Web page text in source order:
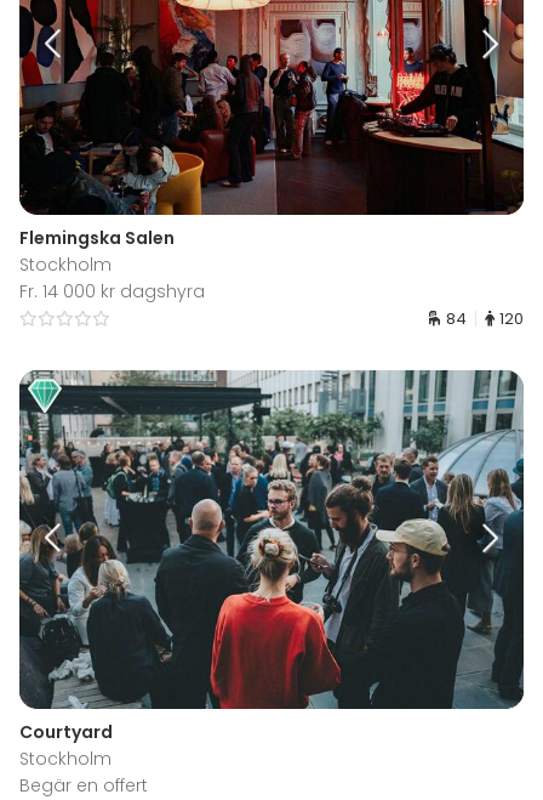
Flemingska Salen
Stockholm
Fr. 14 000 kr dagshyra
84 120
Courtyard
Stockholm
Begär en offert